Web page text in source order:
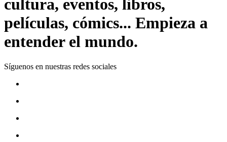
cultura, eventos, libros,
películas, cómics... Empieza a
entender el mundo.
Síguenos en nuestras redes sociales